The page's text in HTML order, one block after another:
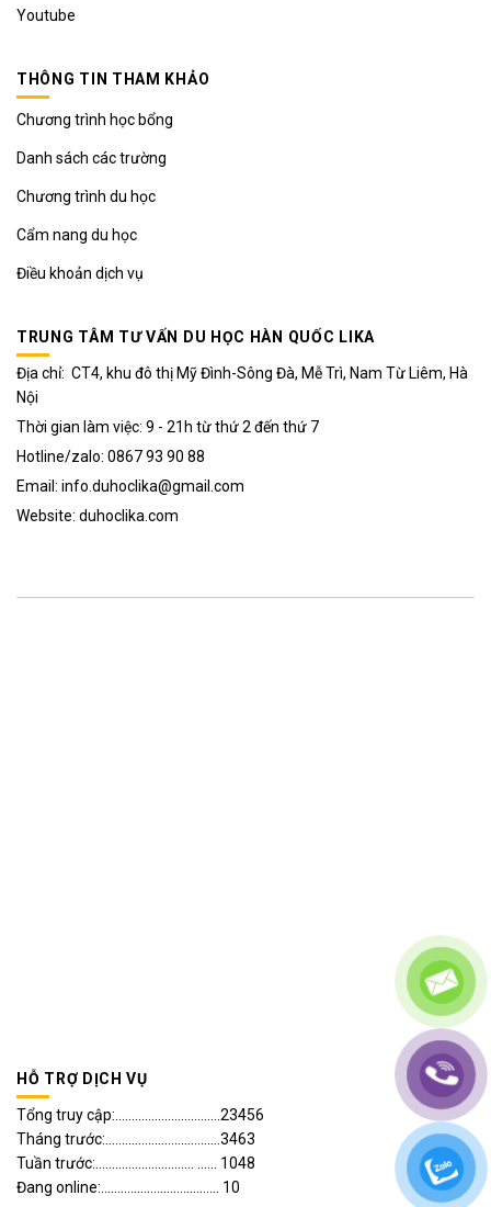
Youtube
THÔNG TIN THAM KHẢO
Chương trình học bổng
Danh sách các trường
Chương trình du học
Cẩm nang du học
Điều khoản dịch vụ
TRUNG TÂM TƯ VẤN DU HỌC HÀN QUỐC LIKA
Địa chỉ: CT4, khu đô thị Mỹ Đình-Sông Đà, Mễ Trì, Nam Từ Liêm, Hà
Nội
Thời gian làm việc: 9 - 21h từ thứ 2 đến thứ 7
Hotline/zalo: 0867 93 90 88
Email: info.duhoclika@gmail.com
Website: duhoclika.com
HỖ TRỢ DỊCH VỤ
Tổng truy cập:................................23456
Tháng trước:...................................3463
Tuần trước:.............................. ...... 1048
Đang online:.................................... 10